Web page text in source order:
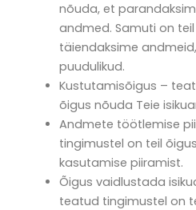
nõuda, et
andmed. Samuti on
täiendaksime
puudulikud.
Kustutamisõigus –
õigus nõuda Teie
Andmete töötlemise
tingimustel on teil
kasutamise piiramist.
Õigus vaidlustada
teatud tingimustel on